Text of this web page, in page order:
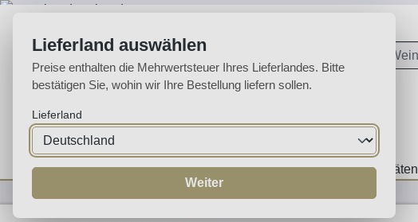
Home Weine Likörweine Espumante Aguardente Spezialitäten
Lieferland auswählen
Preise enthalten die Mehrwertsteuer Ihres Lieferlandes. Bitte
bestätigen Sie, wohin wir Ihre Bestellung liefern sollen.
Lieferland
Weiter